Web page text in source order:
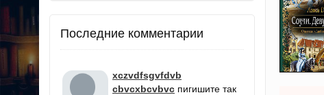
Последние комментарии
xczvdfsgvfdvb
cbvcxbcvbvc пигишите так